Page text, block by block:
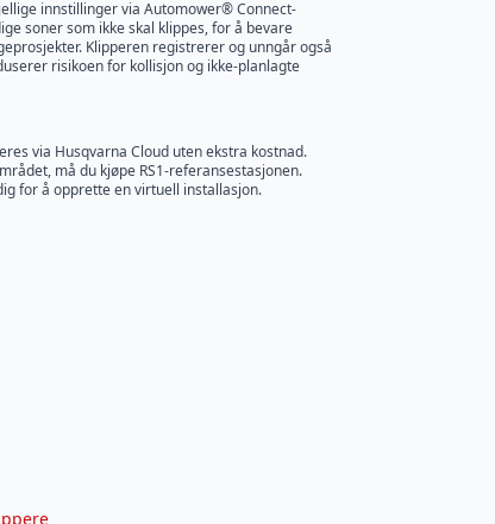
innstillinger via Automower® Connect-
soner som ikke skal klippes, for å bevare
Klipperen registrerer og unngår også
risikoen for kollisjon og ikke-planlagte
via Husqvarna Cloud uten ekstra kostnad.
må du kjøpe RS1-referansestasjonen.
for å opprette en virtuell installasjon.